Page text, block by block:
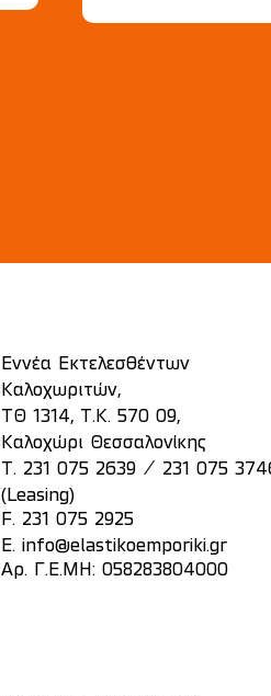
Εννέα Εκτελεσθέντων
Καλοχωριτών,
ΤΘ 1314, Τ.Κ. 570 09,
Καλοχώρι Θεσσαλονίκης
T. 231 075 2639/
231 075
(Leasing)
F. 231 075 2925
E.
info@elastikoemporiki.gr
Αρ. Γ.Ε.ΜΗ: 058283804000